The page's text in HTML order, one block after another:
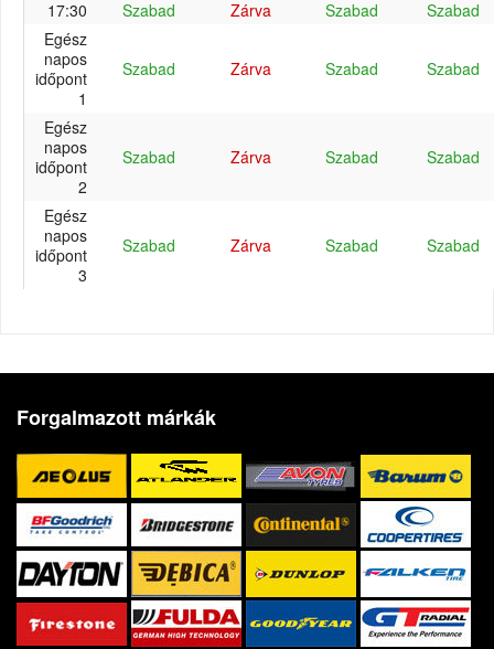
17:30
Szabad Zárva Szabad
Szabad
Egész
napos
időpont
1
Szabad Zárva Szabad Szabad
Egész
napos
időpont
2
Szabad Zárva Szabad Szabad
Egész
napos
időpont
3
Szabad Zárva Szabad Szabad
Forgalmazott márkák